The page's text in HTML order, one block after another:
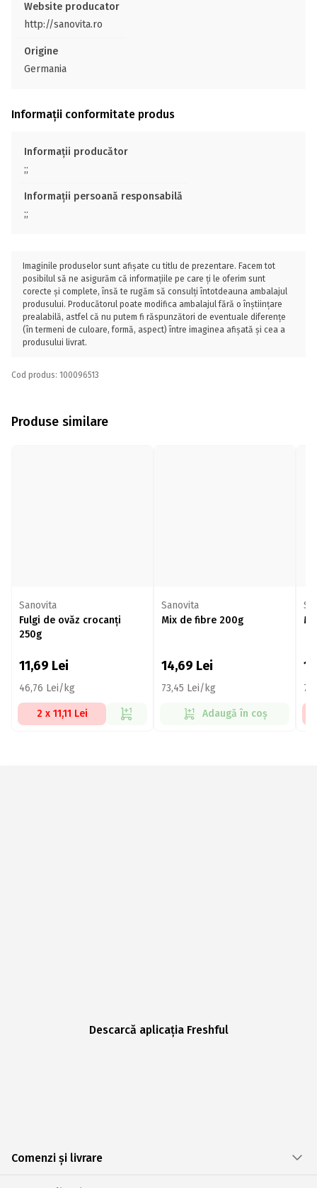
Website producator
http://sanovita.ro
Origine
Germania
Informații conformitate produs
Informații producător
;;
Informații persoană responsabilă
;;
Imaginile produselor sunt afișate cu titlu de prezentare. Facem tot
posibilul să ne asigurăm că informațiile pe care ți le oferim sunt
corecte și complete, însă te rugăm să consulți întotdeauna ambalajul
produsului. Producătorul poate modifica ambalajul fără o înștiințare
prealabilă, astfel că nu putem fi răspunzători de eventuale diferențe
(în termeni de culoare, formă, aspect) între imaginea afișată și cea a
produsului livrat.
Cod produs: 100096513
Produse similare
Sanovita
Fulgi de ovăz crocanți
250g
11,69 Lei
46,76 Lei/kg
2 x 11,11 Lei
Sanovita
Mix de fibre 200g
14,69 Lei
73,45 Lei/kg
Adaugă în coș
Descarcă aplicația Freshful
Comenzi și livrare